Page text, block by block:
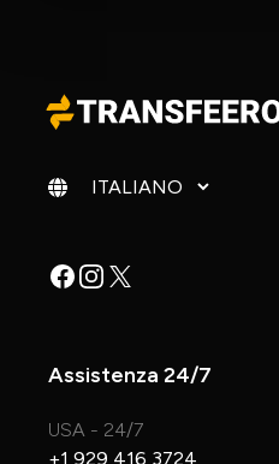
Cambia lingua
Facebook
Instagram
X
Assistenza 24/7
USA - 24/7
+1 929 416 3724